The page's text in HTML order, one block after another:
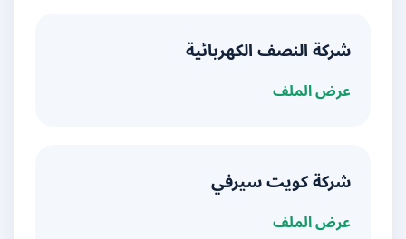
شركة النصف الكهربائية
عرض الملف
شركة كويت سيرفي
عرض الملف